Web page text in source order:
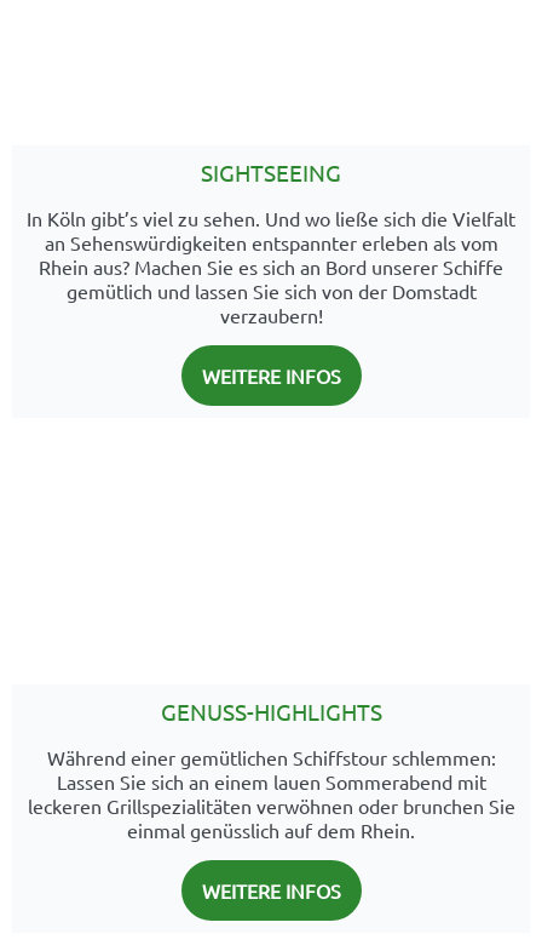
SIGHTSEEING
In Köln gibt’s viel zu sehen. Und wo ließe sich die Vielfalt
an Sehenswürdigkeiten entspannter erleben als vom
Rhein aus? Machen Sie es sich an Bord unserer Schiffe
gemütlich und lassen Sie sich von der Domstadt
verzaubern!
WEITERE INFOS
GENUSS-HIGHLIGHTS
Während einer gemütlichen Schiffstour schlemmen:
Lassen Sie sich an einem lauen Sommerabend mit
leckeren Grillspezialitäten verwöhnen oder brunchen Sie
einmal genüsslich auf dem Rhein.
WEITERE INFOS